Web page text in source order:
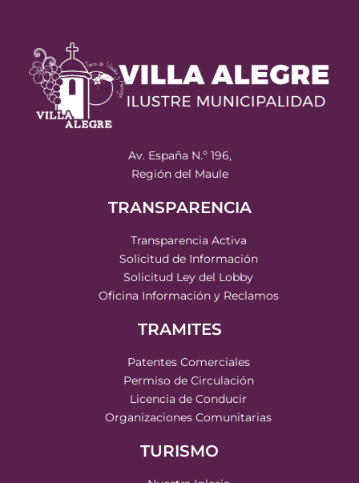
Av. España N.º 196,
Región del Maule
TRANSPARENCIA
Transparencia Activa
Solicitud de Información
Solicitud Ley del Lobby
Oficina Información y Reclamos
TRAMITES
Patentes Comerciales
Permiso de Circulación
Licencia de Conducir
Organizaciones Comunitarias
TURISMO